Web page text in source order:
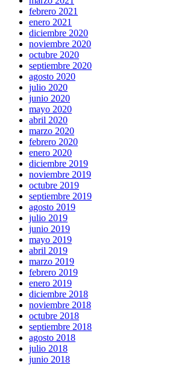
febrero 2021
enero 2021
diciembre 2020
noviembre 2020
octubre 2020
septiembre 2020
agosto 2020
julio 2020
junio 2020
mayo 2020
abril 2020
marzo 2020
febrero 2020
enero 2020
diciembre 2019
noviembre 2019
octubre 2019
septiembre 2019
agosto 2019
julio 2019
junio 2019
mayo 2019
abril 2019
marzo 2019
febrero 2019
enero 2019
diciembre 2018
noviembre 2018
octubre 2018
septiembre 2018
agosto 2018
julio 2018
junio 2018